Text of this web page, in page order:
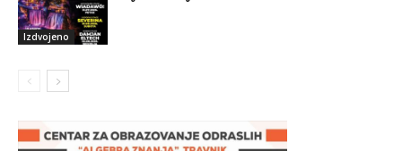
Izdvojeno